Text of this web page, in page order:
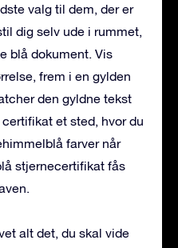
valg til dem, der er
dig selv ude i rummet,
blå dokument. Vis
frem i en gylden
den gyldne tekst
et sted, hvor du
farver når
stjernecertifikat fås
alt det, du skal vide